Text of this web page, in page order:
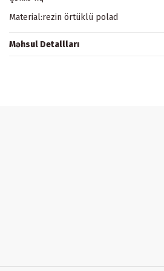
Material:rezin örtüklü polad
Məhsul Detallları